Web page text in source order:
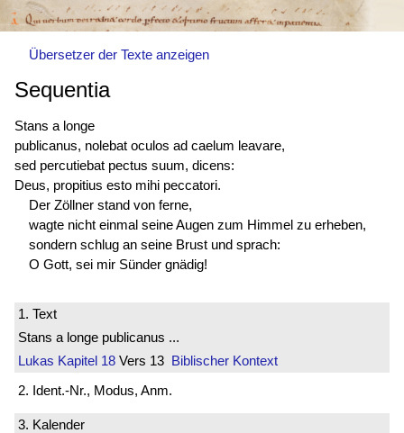
Übersetzer der Texte anzeigen
Sequentia
Stans a longe
publicanus, nolebat oculos ad caelum leavare,
sed percutiebat pectus suum, dicens:
Deus, propitius esto mihi peccatori.
Der Zöllner stand von ferne,
wagte nicht einmal seine Augen zum Himmel zu erheben,
sondern schlug an seine Brust und sprach:
O Gott, sei mir Sünder gnädig!
1. Text
Stans a longe publicanus ...
Lukas Kapitel 18 Vers 13 Biblischer Kontext
2. Ident.-Nr., Modus, Anm.
3. Kalender